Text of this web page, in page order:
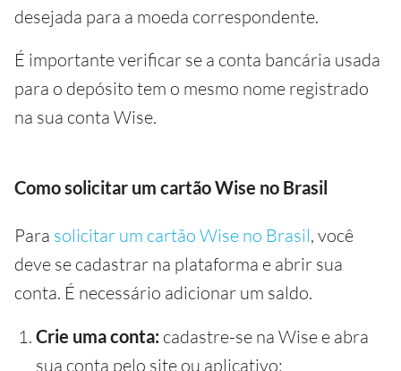
desejada para a moeda correspondente.
É importante verificar se a conta bancária usada
para o depósito tem o mesmo nome registrado
na sua conta Wise.
Como solicitar um cartão Wise no Brasil
Para solicitar um cartão Wise no Brasil, você
deve se cadastrar na plataforma e abrir sua
conta. É necessário adicionar um saldo.
Crie uma conta: cadastre-se na Wise e abra
sua conta pelo site ou aplicativo;